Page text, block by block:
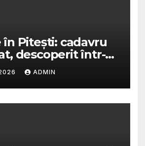
în Pitești: cadavru
descoperit într-o
ADMIN